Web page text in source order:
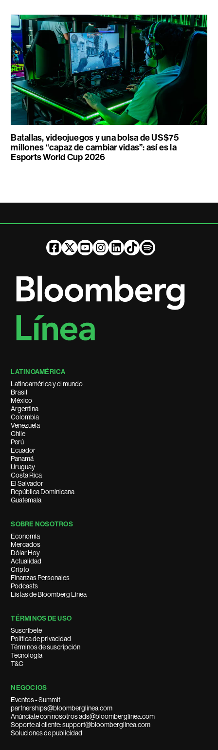
Batallas, videojuegos y una bolsa de US$75
millones “capaz de cambiar vidas”: así es la
Esports World Cup 2026
LATINOAMÉRICA
Latinoamérica y el mundo
Brasil
México
Argentina
Colombia
Venezuela
Chile
Perú
Ecuador
Panamá
Uruguay
Costa Rica
El Salvador
República Dominicana
Guatemala
SOBRE NOSOTROS
Economía
Mercados
Dólar Hoy
Actualidad
Cripto
Finanzas Personales
Podcasts
Listas de Bloomberg Línea
TÉRMINOS DE USO
Suscríbete
Política de privacidad
Términos de suscripción
Tecnología
T&C
NEGOCIOS
Eventos - Summit
partnerships@bloomberglinea.com
Anúnciate con nosotros ads@bloomberglinea.com
Soporte al cliente: support@bloomberglinea.com
Soluciones de publicidad